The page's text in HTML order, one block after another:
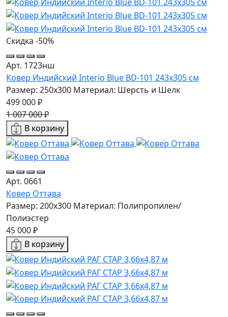
Скидка -50%
Арт. 1723нш
Ковер Индийский Interio Blue BD-101 243x305 см
Размер: 250x300 Материал: Шерсть и Шелк
499 000 ₽
1 007 000 ₽
В корзину
Арт. 0661
Ковер Оттава
Размер: 200x300 Материал: Полипропилен/
Полиэстер
45 000 ₽
В корзину